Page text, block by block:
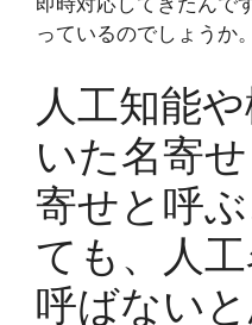
っているのでしょうか
人工知能
いた名寄
寄せと呼
ても、人
呼ばない